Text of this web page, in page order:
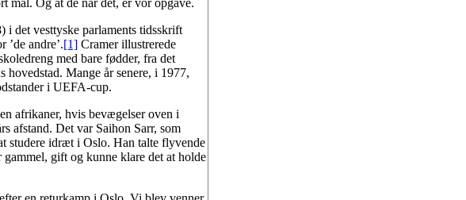
mål. Og at de når det, er vor opgave.
i det vesttyske parlaments tidsskrift
andre’.[1] Cramer illustrerede
med bare fødder, fra det
hovedstad. Mange år senere, i 1977,
i UEFA-cup.
afrikaner, hvis bevægelser oven i
afstand. Det var Saihon Sarr, som
studere idræt i Oslo. Han talte flyvende
gift og kunne klare det at holde